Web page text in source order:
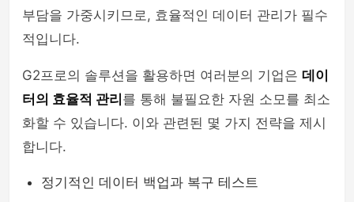
부담을 가중시키므로, 효율적인 데이터 관리가 필수
적입니다.
G2프로의 솔루션을 활용하면 여러분의 기업은 데이
터의 효율적 관리 를 통해 불필요한 자원 소모를 최소
화할 수 있습니다. 이와 관련된 몇 가지 전략을 제시
합니다.
정기적인 데이터 백업과 복구 테스트